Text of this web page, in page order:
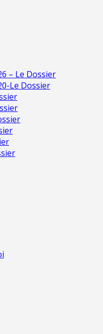
– Le Dossier
Le Dossier